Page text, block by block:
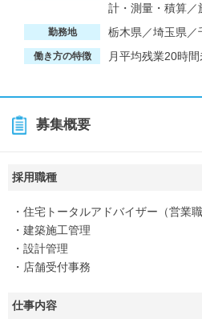
計・測量・積算／
勤務地 栃木県／埼玉県／
働き方の特徴 月平均残業20時
募集概要
採用職種
・住宅トータルアドバイザー（営業職
・建築施工管理
・設計管理
・店舗受付事務
仕事内容